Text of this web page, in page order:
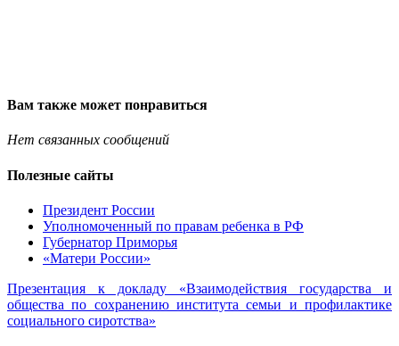
Вам также может понравиться
Нет связанных сообщений
Полезные сайты
Президент России
Уполномоченный по правам ребенка в РФ
Губернатор Приморья
«Матери России»
Презентация к докладу «Взаимодействия государства и
общества по сохранению института семьи и профилактике
социального сиротства»